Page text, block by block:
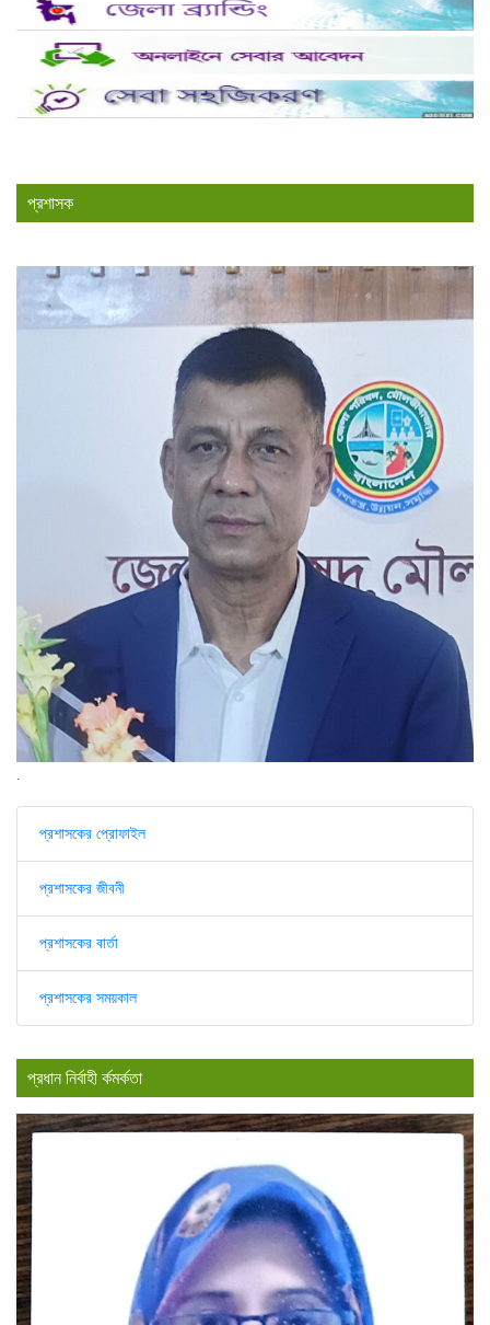
প্রশাসক
.
প্রশাসকের প্রোফাইল
প্রশাসকের জীবনী
প্রশাসকের বার্তা
প্রশাসকের সময়কাল
প্রধান নির্বাহী র্কমর্কতা